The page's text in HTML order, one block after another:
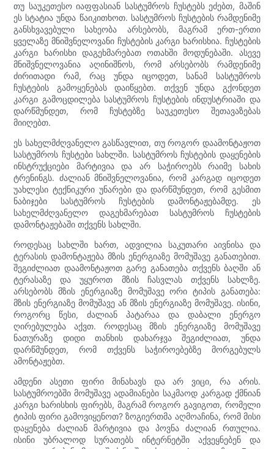
თუ საუკეთესო იაფფასიან სასტუმროს ჩუსტებს ეძებთ, მაშინ
ეს სტატია უნდა წაიკითხოთ. სასტუმროს ჩუსტების რამდენიმე
განსხვავებული სახეობა არსებობს, მაგრამ ერთ-ერთი
ყველაზე მნიშვნელოვანი ჩუსტების კარგი ხარისხია. ჩუსტების
კარგი ხარისხი დაგეხმარებათ ოთახში მოდუნებაში. ასევე
მნიშვნელოვანია აღინიშნოს, რომ არსებობს რამდენიმე
ძირითადი რამ, რაც უნდა იცოდეთ, სანამ სასტუმროს
ჩუსტების გამოყენებას დაიწყებთ. თქვენ უნდა გქონდეთ
კარგი გამოცდილება სასტუმროს ჩუსტების ინდუსტრიაში და
დარწმუნდეთ, რომ ჩუსტებზე საუკეთესო შეთავაზებას
მიიღებთ.
ეს სახელმძღვანელო გასწავლით, თუ როგორ დაამონტაჟოთ
სასტუმროს ჩუსტები სახლში. სასტუმროს ჩუსტების დაყენების
ინსტრუქციები მარტივია და არ საჭიროებს რაიმე სახის
ტრენინგს. ძალიან მნიშვნელოვანია, რომ კარგად იცოდეთ
უახლესი ტექნიკური უნარები და დარწმუნდეთ, რომ გესმით
ნაბიჯები სასტუმროს ჩუსტების დამონტაჟებამდე. ეს
სახელმძღვანელო დაგეხმარებათ სასტუმროს ჩუსტების
დამონტაჟებაში თქვენს სახლში.
როდესაც სახლში ხართ, ადვილია საკუთარი აივნისა და
ტერასის დამონტაჟება მზის ენერგიაზე მომუშავე განათებით.
შეგიძლიათ დაამონტაჟოთ გარე განათება თქვენს ბაღში ან
ტერასაზე და უყუროთ მზის ჩასვლას თქვენს სახლზე.
არსებობს მზის ენერგიაზე მომუშავე ორი ტიპის განათება:
მზის ენერგიაზე მომუშავე ან მზის ენერგიაზე მომუშავე. ისინი,
როგორც წესი, ძალიან პატარაა და დაბალი ენერგო
ღირებულება აქვთ. როდესაც მზის ენერგიაზე მომუშავე
ნათურაზე დიდი თანხის დახარჯვა შეგიძლიათ, უნდა
დარწმუნდეთ, რომ თქვენს საჭიროებებზე მორგებულს
ამონტაჟებთ.
ამდენი ასეთი ფირი მინახავს და არ ვიცი, რა არის.
სასტუმროებში მომუშავე ადამიანები საკმაოდ კარგად ქმნიან
კარგი ხარისხის ფირებს, მაგრამ როგორ გავიგოთ, რომელი
ტიპის ფირი გამოვიყენოთ? ზოგიერთმა აღმოაჩინა, რომ მისი
დაყენება ძალიან მარტივია და პოვნა ძალიან რთულია.
ისინი უბრალოდ სურათებს ინტერნეტში აქვეყნებენ და